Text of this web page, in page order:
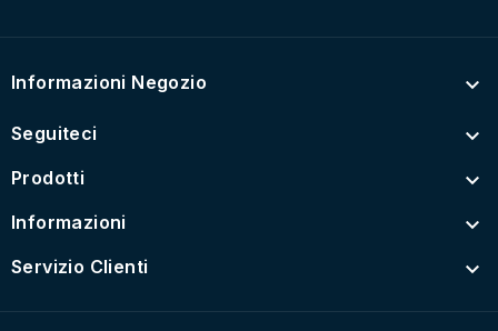
Informazioni Negozio 
Seguiteci 
Prodotti 
Informazioni 
Servizio Clienti 